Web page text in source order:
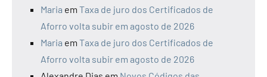
Maria em Taxa de juro dos Certificados de
Aforro volta subir em agosto de 2026
Maria em Taxa de juro dos Certificados de
Aforro volta subir em agosto de 2026